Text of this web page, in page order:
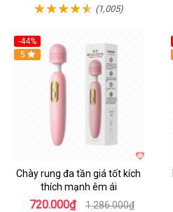
(1,005)
-44%
Hot
5
Chày rung đa tần giá tốt kích
thích mạnh êm ái
720.000₫ 1.286.000₫